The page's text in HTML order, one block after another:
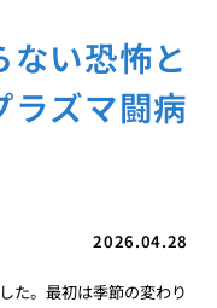
い恐怖と
ラズマ闘病
2026.04.28
た。最初は季節の変わり